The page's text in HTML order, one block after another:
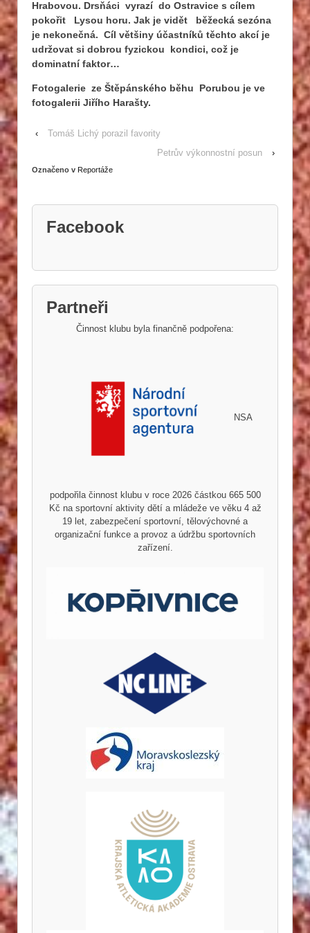
Hrabovou. Drsňáci vyrazí do Ostravice s cílem
pokořit Lysou horu. Jak je vidět běžecká sezóna
je nekonečná. Cíl většiny účastníků těchto akcí je
udržovat si dobrou fyzickou kondici, což je
dominatní faktor…
Fotogalerie ze Štěpánského běhu Porubou je ve
fotogalerii Jiřího Harašty.
‹
Tomáš Lichý porazil favority
Petrův výkonnostní posun
›
Označeno v Reportáže
Facebook
Partneři
Činnost klubu byla finančně podpořena:
NSA
podpořila činnost klubu v roce 2026 částkou 665 500
Kč na sportovní aktivity dětí a mládeže ve věku 4 až
19 let, zabezpečení sportovní, tělovýchovné a
organizační funkce a provoz a údržbu sportovních
zařízení.